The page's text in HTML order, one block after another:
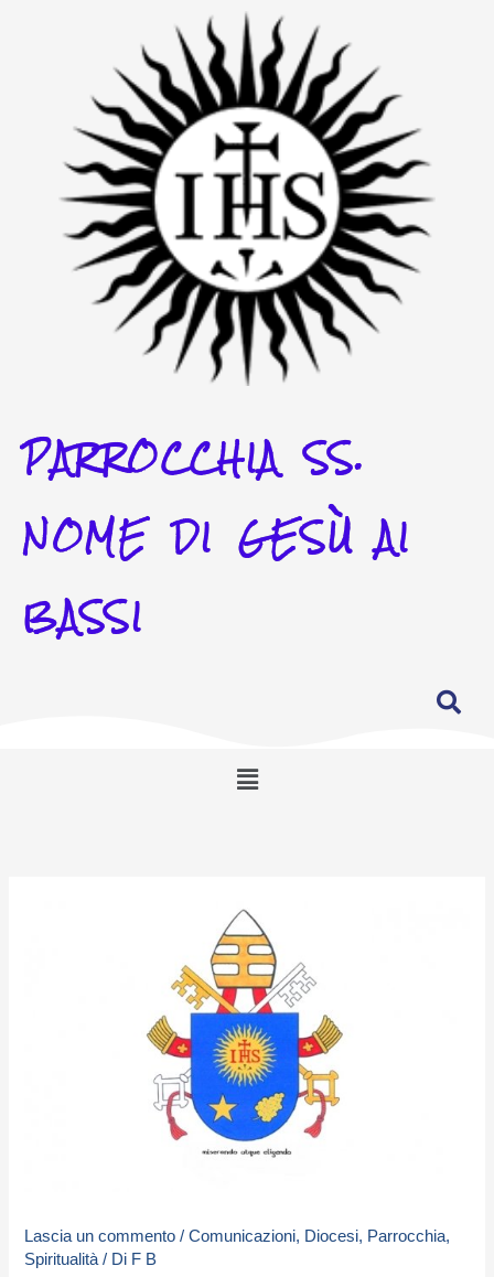
PARROCCHIA SS.
NOME DI GESÙ AI
BASSI
Menu
Lascia un commento /Comunicazioni, Diocesi, Parrocchia,
Spiritualità / Di F B